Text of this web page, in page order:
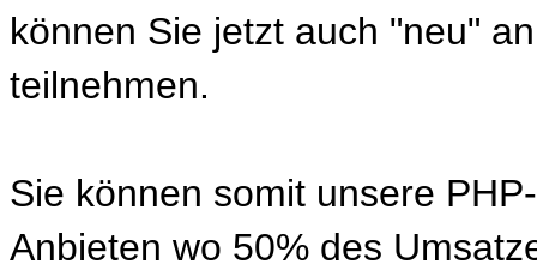
können Sie jetzt auch "neu"
teilnehmen.
Sie können somit unsere
Anbieten wo 50% des